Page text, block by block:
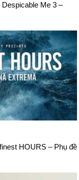
Me 3 –
HOURS – Phụ đề